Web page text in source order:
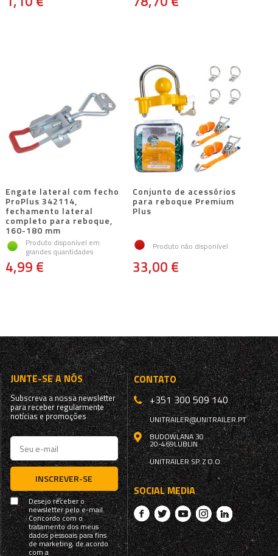
Engate lateral com fecho
ProPlus 342114,
fechamento lateral
completo para reboque,
160-180 mm
Produto disponível em
grandes quantidades
4,99 €
Conjunto de acessórios
para reboque Premium
Plus
Produto não disponível
33,00 €
JUNTE-SE A NÓS
Subscreva a nossa newsletter
para receber regularmente
notícias e promoções
INSCREVER-SE
Desejo receber o
newsletter pelo e-mail.
Concordo com o
tratamento dos meus
dados pessoais para fins
de marketing, de acordo
com a
CONTATO
+351 300 509 140
UNITRAILER@UNITRAILER.PT
BUDOWLANA 30
20-469LUBLIN
UNITRAILER SP. Z O.O.
SOCIAL MEDIA